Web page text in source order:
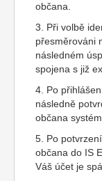
občana.
3. Při volbě
přesměrováni
následném
spojena s již
4. Po
následně
občana
5. Po
občana do IS
Váš účet je